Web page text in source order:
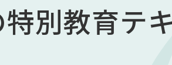
別教育テ